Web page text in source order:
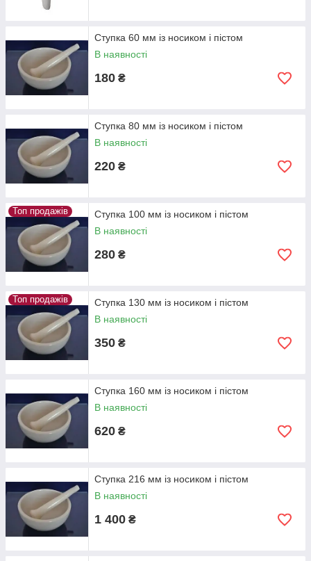
Ступка 60 мм із носиком і пістом
В наявності
180 ₴
Ступка 80 мм із носиком і пістом
В наявності
220 ₴
Топ продажів
Ступка 100 мм із носиком і пістом
В наявності
280 ₴
Топ продажів
Ступка 130 мм із носиком і пістом
В наявності
350 ₴
Ступка 160 мм із носиком і пістом
В наявності
620 ₴
Ступка 216 мм із носиком і пістом
В наявності
1 400 ₴